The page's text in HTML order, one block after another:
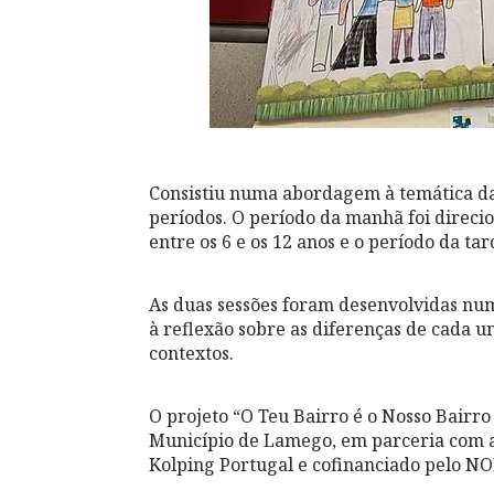
Consistiu numa abordagem à temática
períodos. O período da manhã foi
entre os 6 e os 12 anos e o período da
As duas sessões foram desenvolvidas
à reflexão sobre as diferenças de cada
contextos.
O projeto “O Teu Bairro é o Nosso
Município de Lamego, em parceria com
Kolping Portugal e cofinanciado pelo